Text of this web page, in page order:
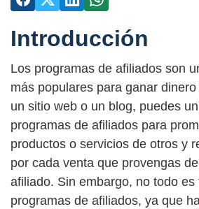
Introducción
Los programas de afiliados son
más populares para ganar
un sitio web o un blog, puedes
programas de afiliados para
productos o servicios de otros y
por cada venta que provengas
afiliado. Sin embargo, no todo es
programas de afiliados, ya que